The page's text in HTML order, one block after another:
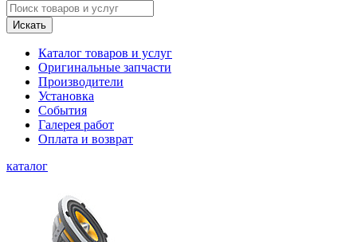
Искать
Каталог товаров и услуг
Оригинальные запчасти
Производители
Установка
События
Галерея работ
Оплата и возврат
каталог